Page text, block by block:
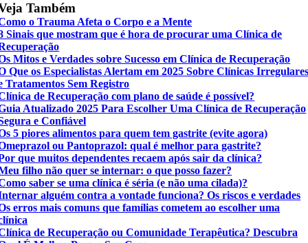
Também
o Trauma Afeta o Corpo e a Mente
Sinais que mostram que é hora de procurar uma Clínica de
Mitos e Verdades sobre Sucesso em Clínica de Recuperação
Que os Especialistas Alertam em 2025 Sobre Clínicas
Tratamentos Sem Registro
de Recuperação com plano de saúde é possível?
Atualizado 2025 Para Escolher Uma Clínica de Recuperação
e Confiável
5 piores alimentos para quem tem gastrite (evite agora)
ou Pantoprazol: qual é melhor para gastrite?
que muitos dependentes recaem após sair da clínica?
filho não quer se internar: o que posso fazer?
saber se uma clínica é séria (e não uma cilada)?
alguém contra a vontade funciona? Os riscos e verdades
erros mais comuns que famílias cometem ao escolher uma
de Recuperação ou Comunidade Terapêutica? Descubra